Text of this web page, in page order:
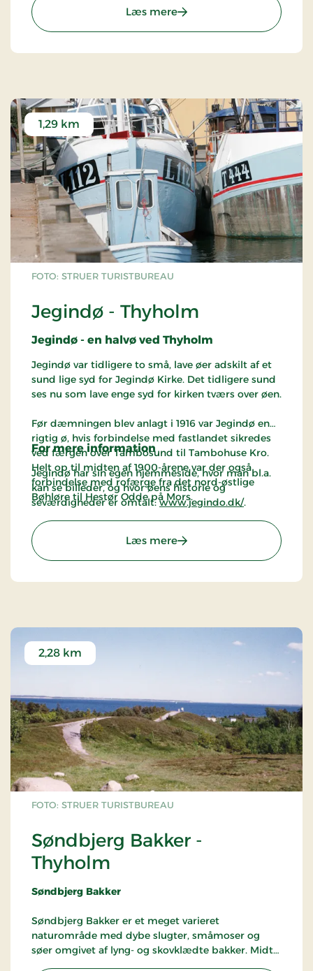
Læs mere: Jegindø Kirke - Thyholm
FOTO: STRUER TURISTBUREAU
Jegindø - Thyholm
1,29 km
Jegindø - en halvø ved Thyholm
Jegindø var tidligere to små, lave øer adskilt af et
sund lige syd for Jegindø Kirke. Det tidligere sund
ses nu som lave enge syd for kirken tværs over øen.
Før dæmningen blev anlagt i 1916 var Jegindø en
rigtig ø, hvis forbindelse med fastlandet sikredes
ved færgen over Tambosund til Tambohuse Kro.
Helt op til midten af 1900-årene var der også
forbindelse med rofærge fra det nord-østlige
Bøhløre til Hestør Odde på Mors.
Der er ingen bakker på Jegindø, hvis højeste punkt
kun ligger 13 m over havet. Den frodige ø har været
beboet i tusinder af år - mange steder kan man
befolkningen på øen har tidligere været lige så
meget fiskere som bønder.
Fywerhus", der fortæller om det gamle fiskeri på
Jegindø
Stranden ved Bøhl eller en gåtur ud ad Jegind Tap,
er oplagte emner for en udflugt.
For mere information
Jegindø har sin egen hjemmeside, hvor man bl.a.
kan se billeder, og hvor øens historie og
seværdigheder er omtalt:www.jegindo.dk/.
Læs mere: Jegindø - Thyholm
FOTO: STRUER TURISTBUREAU
Søndbjerg Bakker -
Thyholm
2,28 km
Søndbjerg Bakker
Søndbjerg Bakker er et meget varieret
naturområde med dybe slugter, småmoser og
søer omgivet af lyng- og skovklædte bakker. Midt i